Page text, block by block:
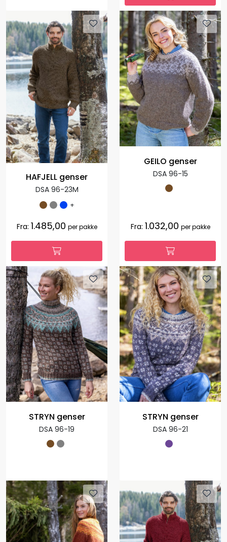
HAFJELL genser
DSA 96-23M
+
Fra: 1.485,00 per pakke
GEILO genser
DSA 96-15
Fra: 1.032,00 per pakke
STRYN genser
DSA 96-19
STRYN genser
DSA 96-21